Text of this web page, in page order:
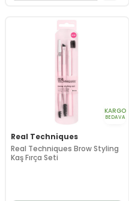
KARGO
BEDAVA
Real Techniques
Real Techniques Brow Styling
Kaş Fırça Seti